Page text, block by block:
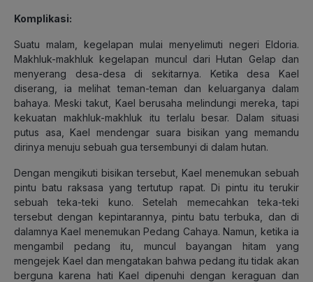
Komplikasi:
Suatu malam, kegelapan mulai menyelimuti negeri Eldoria.
Makhluk-makhluk kegelapan muncul dari Hutan Gelap dan
menyerang desa-desa di sekitarnya. Ketika desa Kael
diserang, ia melihat teman-teman dan keluarganya dalam
bahaya. Meski takut, Kael berusaha melindungi mereka, tapi
kekuatan makhluk-makhluk itu terlalu besar. Dalam situasi
putus asa, Kael mendengar suara bisikan yang memandu
dirinya menuju sebuah gua tersembunyi di dalam hutan.
Dengan mengikuti bisikan tersebut, Kael menemukan sebuah
pintu batu raksasa yang tertutup rapat. Di pintu itu terukir
sebuah teka-teki kuno. Setelah memecahkan teka-teki
tersebut dengan kepintarannya, pintu batu terbuka, dan di
dalamnya Kael menemukan Pedang Cahaya. Namun, ketika ia
mengambil pedang itu, muncul bayangan hitam yang
mengejek Kael dan mengatakan bahwa pedang itu tidak akan
berguna karena hati Kael dipenuhi dengan keraguan dan